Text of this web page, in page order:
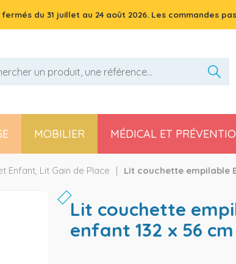
du 31 juillet au 24 août 2026. Les commandes
MOBILIER MÉDICAL ET
Enfant, Lit Gain de Place Lit couchette empilable
lit couchette empilable eco
enfant 132 x 56 cm